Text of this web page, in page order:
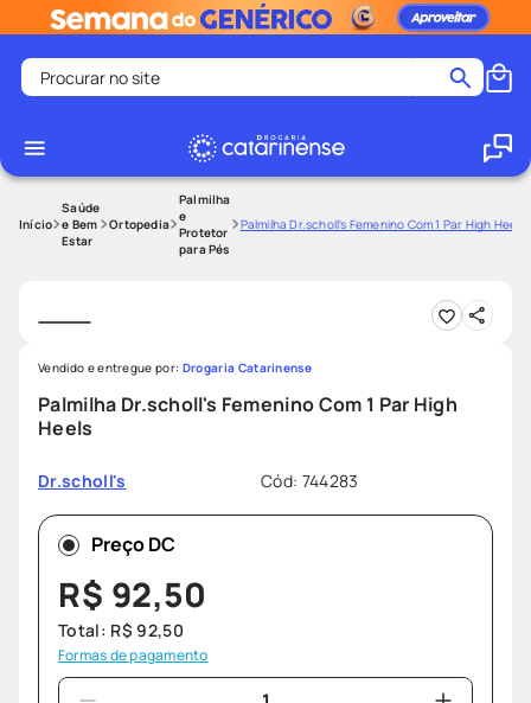
Procurar no site
1
medley
fralda
8º
sabonete liquido
Saúde
e Bem
Estar
Ortopedia
Palmilha
e
Protetor
para Pés
Palmilha Dr.scholl's Femenino Com 1 Par High Heels
Palmilha Dr.scholl's Femenino Com 1 Par High
Heels
Dr.scholl's Cód: 744283
Vendido e entregue por: Drogaria Catarinense
Preço DC
R$ 92,50
Total: R$ 92,50
Formas de pagamento